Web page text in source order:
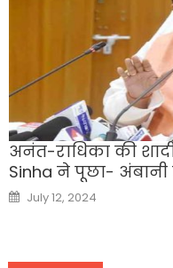
अनंत-राधिका की
Sinha ने पूछा-
Posted
on
July 12, 2024